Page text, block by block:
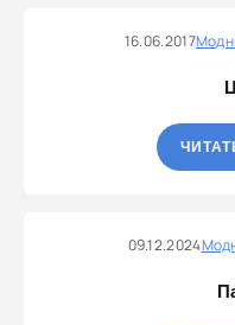
16.06.2017
09.12.2024